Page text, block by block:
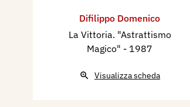
Difilippo Domenico
La Vittoria. "Astrattismo
Magico" - 1987
Visualizza scheda